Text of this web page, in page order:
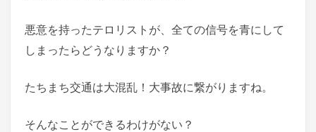
悪意を持ったテロリストが、全ての信号を青にして
しまったらどうなりますか？
たちまち交通は大混乱！大事故に繋がりますね。
そんなことができるわけがない？